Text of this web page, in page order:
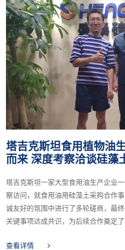
塔吉克斯坦食用植物油
而来 深度考察洽谈硅藻
塔吉克斯坦一家大型食用油生产企业
察访问，就食用油用硅藻土采购合作
诚友好的氛围中进行了多轮磋商，最
关键事项达成共识，为后续合作奠定了
查看详情